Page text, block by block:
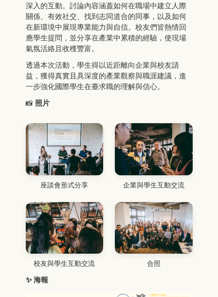
深入的互動。討論內容涵蓋如何在職場中建立人際
關係、有效社交、找到志同道合的同事，以及如何
在新環境中展現專業能力與自信。校友們皆熱情回
應學生提問，並分享在產業中累積的經驗，使現場
氣氛活絡且收穫豐富。
透過本次活動，學生得以近距離向企業與校友請
益，獲得真實且具深度的產業觀察與職涯建議，進
一步強化國際學生在臺求職的理解與信心。
📸 照片
座談會形式分享 企業與學生互動交流
校友與學生互動交流 合照
✨ 海報